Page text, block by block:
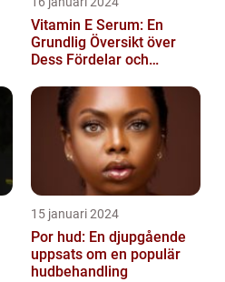
Vitamin E Serum: En
Grundlig Översikt över
Dess Fördelar och
15 januari 2024
Por hud: En djupgående
uppsats om en populär
hudbehandling